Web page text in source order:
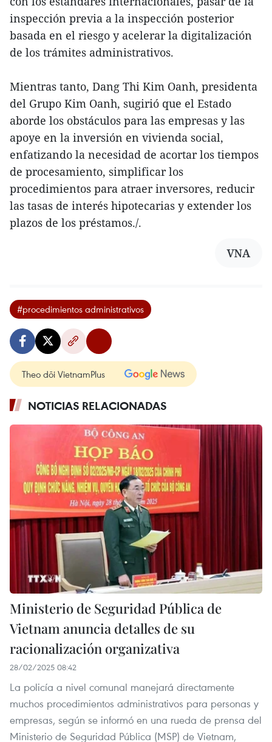
inspección previa a la inspección posterior
basada en el riesgo y acelerar la digitalización
de los trámites administrativos.
Mientras tanto, Dang Thi Kim Oanh, presidenta
del Grupo Kim Oanh, sugirió que el Estado
aborde los obstáculos para las empresas y las
apoye en la inversión en vivienda social,
enfatizando la necesidad de acortar los tiempos
de procesamiento, simplificar los
procedimientos para atraer inversores, reducir
las tasas de interés hipotecarias y extender los
plazos de los préstamos./.
VNA
#procedimientos administrativos
Theo dõi VietnamPlus
NOTICIAS RELACIONADAS
Ministerio de Seguridad Pública de
Vietnam anuncia detalles de su
racionalización organizativa
28/02/2025 08:42
La policía a nivel comunal manejará directamente
muchos procedimientos administrativos para personas y
empresas, según se informó en una rueda de prensa del
Ministerio de Seguridad Pública (MSP) de Vietnam,